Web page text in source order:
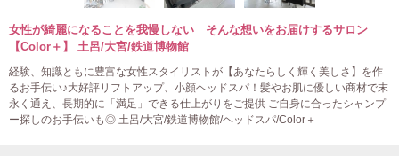
女性が綺麗になることを我慢しない そんな想いをお届けするサロン
【Color＋】 土呂/大宮/鉄道博物館
経験、知識ともに豊富な女性スタイリストが【あなたらしく輝く美しさ】を作
るお手伝い♪大好評リフトアップ、小顔ヘッドスパ！髪やお肌に優しい商材で末
永く通え、長期的に「満足」できる仕上がりをご提供 ご自身に合ったシャンプ
ー探しのお手伝いも◎ 土呂/大宮/鉄道博物館/ヘッドスパ/Color＋